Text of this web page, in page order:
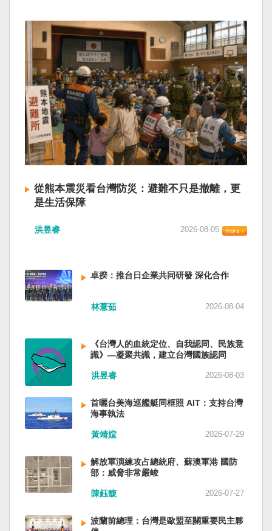
斷，台灣有堅定的意志，確保民主燈塔永明，自
由基石永固。
精氣神，不斷創造高質量發展新業績」。不懂什
麼是「精氣神」，還以為是假文件，是新時代習
近平思想嗎？ 最後一句是「會議還研究了其他事
項。」這是每次外媒最感興趣的問題，那就是人
事問題。港媒大做文章，排查二十屆中央委員清
洗了多少人？這為習近平的進一步獨裁和二十一
大續任鋪平道路。據統計，過去一年，已有十九
名中央委員被官方宣布落馬或罷免全國人大代表
職務。另外還有「失蹤」者。總共接近三十人。
領銜的是兩名政治局委員：軍委副主席張又俠與
新疆黨委書記馬興瑞。 軍方還有原中央軍委副主
立、原軍委政治工作部主任苗華、前信息支援部
隊政委李偉、前陸軍司令員李橋、前中央軍委裝
前空軍政委郭普校、前東部戰區政委劉青松、前
委鍾紹軍等。 黨政系統部分，前廣西政府主席藍
天立、前內蒙古政府主席王莉霞、前中國證監會
主席易會滿、前內蒙古黨委書記孫紹騁、前浙江
信部部長金壯龍、前中央軍民融合辦常務副主任
雷凡培，都是被不正常免職。 最新的河北黨書記
倪岳峰「另有任用」，應該是與德國之聲與紐約
時報披露張家口對海外人士動態控制平台被登錄
有關。 這些大清洗是反映習近平的穩定還是不
安？ （作者林保華為資深時事評論員）
人民共和國接續了，中國是中國，台灣是台灣。
兩岸已有正常外交，中國也可致力提升國民福
祉。 如果一九四五年八一五台灣獨立了，就像二
戰後許多殖民地選擇獨立，成為杭廷頓第二波民
主化的歷史。獨立的台灣會像脫離日本殖民的韓
國，八一五這一天成為獨立紀念日及光復節。不
同於有國家歷史的朝鮮，台灣是新興國家，開展
自己國家的歷史。台灣沒有像朝鮮的左右路線競
逐政權，造成內戰形成南韓、北朝分裂國家的歷
史。或許會有左右路線政黨，形塑台灣的國家之
路。 如果一九四五年八一五台灣獨立了，一九四
九年中華人民共和國革命推翻中華民國，中國國
民黨蔣介石政權只能選擇海南島，國共競鬥的歷
史就會是另一種局面，與台灣無關。台灣沒有中
國問題，中國也沒有台灣問題。台灣與中國也不
四五年八一五台灣獨立了，台灣會成為東亞漢字
語，一如新加坡留下英文，本土原有的福佬話、
客家話、原住民各族語也不會被壓迫。 如果一九
四五年八一五台灣獨立了，台灣早已是聯合國會
員國，也不至於迄今仍以國體不明的身分爭取加
爭。當然也沒有以反共為名、行專政之實的卅八
年戒嚴讓許多政治受難者的母親長期在黑夜哭
泣。 如果一九四五年八一五台灣獨立了，台灣早
已民主化，不必有長期戒嚴體制的壓迫，也沒有
群落留下來的遺民問題。漢字文化圈的國家台灣
會傳承更多日本留下來的風貌，如果吸引中國人
來台也是中國僑民或台灣新住民、新國民，而不
了，台灣早就是一個小而美的民主國家，不必在
國民養成過程的教育被教導成一個虛構的大國，
也不會有見證二二八事件的美國副領事葛超智
萬六千多平方公里的美麗島嶼群落，中央山脈南
北相連，四面海域環抱，是島嶼國度不是大陸國
從熊本震災看台灣防災：避難不只是撤離，更
是生活保障
援速度與災後重建受到關注，避難所管理也成為
樣位於地震頻繁區域的台灣，防災工作不能只關
注災害發生後如何救援，更要思考受災者如何在
避難期間獲得安全且有尊嚴的生活。 台灣多年來
累積不少災害應變經驗，但每當重大災害發生，
者，即使面臨撤離要求，也不願離開自己的家
園，讓第一線執行撤離工作的公務人員承受壓
力。 表面上看，這似乎是防災意識不足；但更深
層的問題是，我們是否建立了一套讓人民願意避
只是住所，更是多年生活累積的情感依靠。離開
熟悉環境，本身就是重大心理挑戰。如果避難場
所只是學校體育館或公共禮堂，提供基本收容功
活便利性，民眾自然可能對撤離有所抗拒。 因
此，現代防災不能只是「把人帶離危險區域」，
而要建立讓人民相信「離開家後仍能受到妥善照
障礙者等需求，包括降溫設備、電力備援、醫療
支援與基本生活品質。 在重大災害應變中，台灣
洪昱睿 2026-08-05
卓揆：推台日企業共同研發 深化合作
林薏茹 2026-08-04
《台灣人的血統定位、自我認同、民族意
識》—凝聚共識，建立台灣國族認同
洪昱睿 2026-08-03
首曬台美海巡艦艇同框照 AIT：支持台灣
海事執法
黃靖媗 2026-07-29
解放軍演練攻占總統府、蘇澳軍港 國防
部：威脅非常嚴峻
陳鈺馥 2026-07-27
波蘭前總理：台灣是歐盟至關重要民主夥